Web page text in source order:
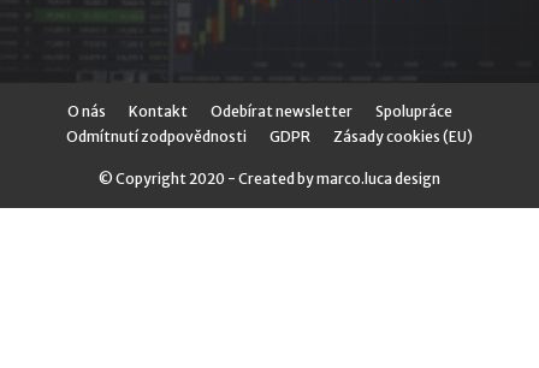
O nás Kontakt Odebírat newsletter
Spolupráce
Odmítnutí zodpovědnosti
GDPR Zásady cookies (EU)
© Copyright 2020 - Created by marco.luca design